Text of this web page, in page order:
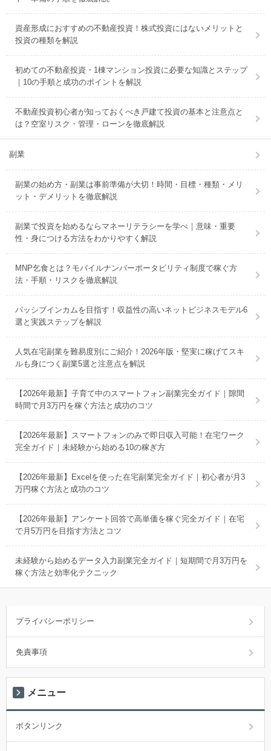
資産形成におすすめの不動産投資！株式投資にはないメリットと
投資の種類を解説
初めての不動産投資・1棟マンション投資に必要な知識とステップ
｜10の手順と成功のポイントを解説
不動産投資初心者が知っておくべき戸建て投資の基本と注意点と
は？空室リスク・管理・ローンを徹底解説
副業
副業の始め方・副業は事前準備が大切！時間・目標・種類・メリ
ット・デメリットを徹底解説
副業で投資を始めるならマネーリテラシーを学べ｜意味・重要
性・身につける方法をわかりやすく解説
MNP乞食とは？モバイルナンバーポータビリティ制度で稼ぐ方
法・手順・リスクを徹底解説
パッシブインカムを目指す！収益性の高いネットビジネスモデル6
選と実践ステップを解説
人気在宅副業を難易度別にご紹介！2026年版・堅実に稼げてスキ
ルも身につく副業5選と注意点を解説
【2026年最新】子育て中のスマートフォン副業完全ガイド｜隙間
時間で月3万円を稼ぐ方法と成功のコツ
【2026年最新】スマートフォンのみで即日収入可能！在宅ワーク
完全ガイド｜未経験から始める10の稼ぎ方
【2026年最新】Excelを使った在宅副業完全ガイド｜初心者が月3
万円稼ぐ方法と成功のコツ
【2026年最新】アンケート回答で高単価を稼ぐ完全ガイド｜在宅
で月5万円を目指す方法とコツ
未経験から始めるデータ入力副業完全ガイド｜短期間で月3万円を
稼ぐ方法と効率化テクニック
プライバシーポリシー
免責事項
メニュー
ボタンリンク